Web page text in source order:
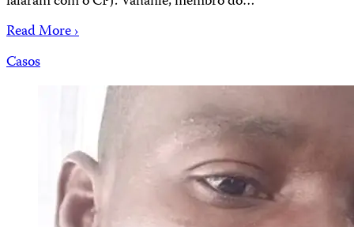
Read More ›
Casos